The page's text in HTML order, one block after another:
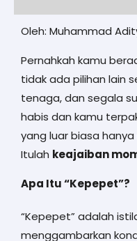
Oleh: Muhammad
Pernahkah kamu
tidak ada pilihan lain
tenaga, dan segala
habis dan kamu
yang luar biasa
Itulah keajaiban
Apa Itu “Kepepet”?
“Kepepet” adalah
menggambarkan